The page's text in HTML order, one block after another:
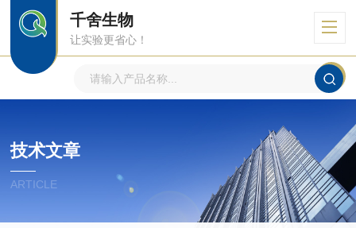
千舍生物
让实验更省心！
技术文章
ARTICLE